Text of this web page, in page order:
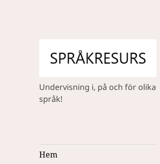
Undervisning i, på och för olika
språk!
Hem